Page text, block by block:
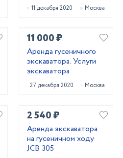
11 декабря 2020 Москва
11 000 ₽
Аренда гусеничного
экскаватора. Услуги
экскаватора
27 декабря 2020 Москва
2 540 ₽
Аренда экскаватора
на гусеничном ходу
JCB 305